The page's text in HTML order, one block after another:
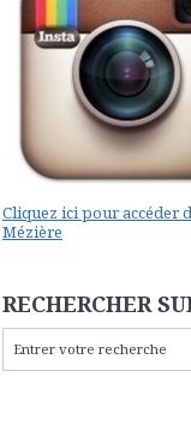
Cliquez ici pour accéder
Mézière
RECHERCHER